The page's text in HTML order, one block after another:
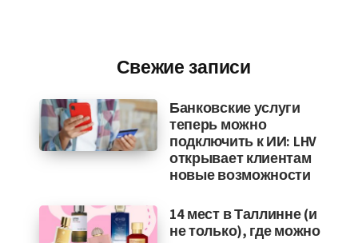
Свежие записи
Банковские услуги
теперь можно
подключить к ИИ: LHV
открывает клиентам
новые возможности
14 мест в Таллинне (и
не только), где можно